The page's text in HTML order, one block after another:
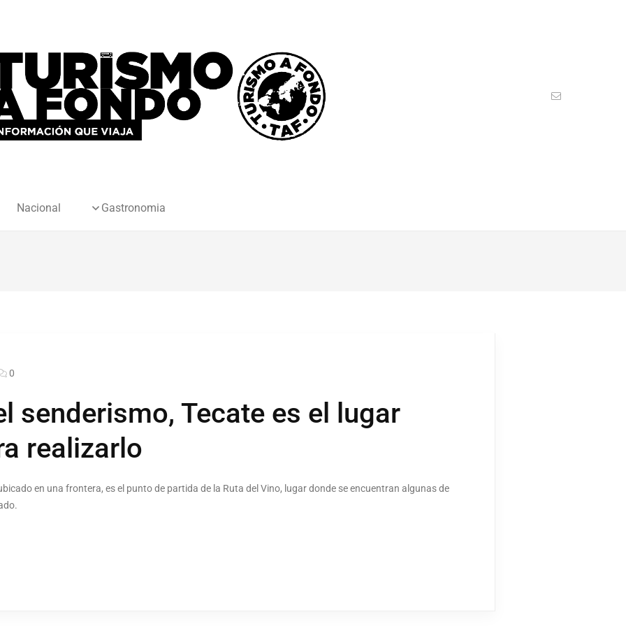
Nacional Gastronomia
0
senderismo, Tecate es el lugar
realizarlo
en una frontera, es el punto de partida de la Ruta del Vino, lugar donde se encuentran algunas de